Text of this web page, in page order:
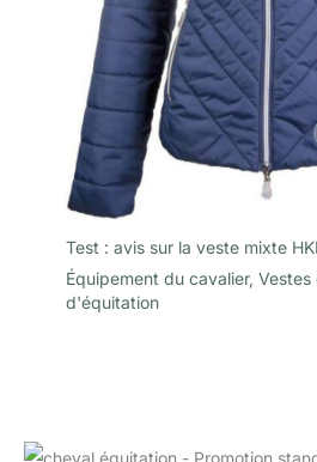
Test : avis sur la veste mixte
Équipement du cavalier, Vestes
d'équitation